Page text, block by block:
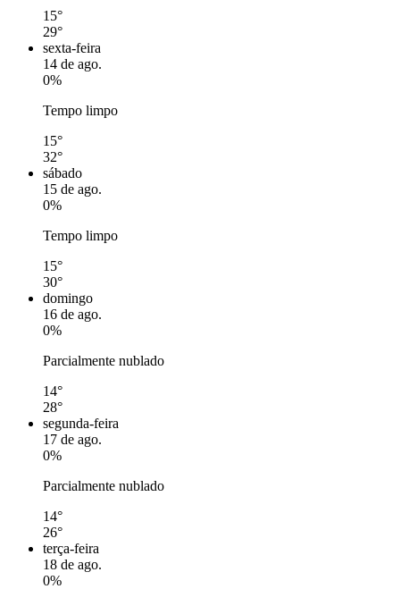
15°
29°
sexta-feira
14 de ago.
0%
Tempo limpo
15°
32°
sábado
15 de ago.
0%
Tempo limpo
15°
30°
domingo
16 de ago.
0%
Parcialmente nublado
14°
28°
segunda-feira
17 de ago.
0%
Parcialmente nublado
14°
26°
terça-feira
18 de ago.
0%